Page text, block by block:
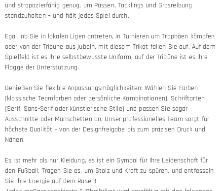
und strapazierfähig genug, um Pässen, Tacklings und Grasreibung
standzuhalten – und hält jedes Spiel durch.
Egal, ob Sie in lokalen Ligen antreten, in Turnieren um Trophäen kämpfen
oder von der Tribüne aus jubeln, mit diesem Trikot fallen Sie auf. Auf dem
Spielfeld ist es Ihre selbstbewusste Uniform, auf der Tribüne ist es Ihre
Flagge der Unterstützung.
Genießen Sie flexible Anpassungsmöglichkeiten: Wählen Sie Farben
(klassische Teamfarben oder persönliche Kombinationen), Schriftarten
(Serif, Sans-Serif oder künstlerische Stile) und passen Sie sogar
Ausschnitte oder Manschetten an. Unser professionelles Team sorgt für
höchste Qualität – von der Designfreigabe bis zum präzisen Druck und
Nähen.
Es ist mehr als nur Kleidung, es ist ein Symbol für Ihre Leidenschaft für
den Fußball. Tragen Sie es, um Stolz und Kraft zu spüren, und entfesseln
Sie Ihre Energie auf dem Rasen!